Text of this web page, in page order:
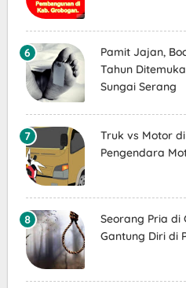
Pamit Jajan,
Tahun
Sungai Serang
Truk vs Motor
Pengendara
Seorang Pria di
Gantung Diri di